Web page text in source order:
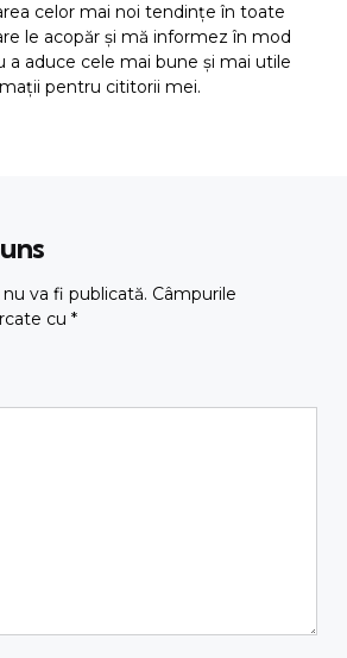
celor mai noi tendințe în toate
le acopăr și mă informez în mod
a aduce cele mai bune și mai utile
pentru cititorii mei.
va fi publicată. Câmpurile
cu *